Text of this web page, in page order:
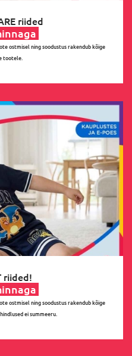
riided
ostmisel ning soodustus rakendub kõige
tootele.
riided!
ostmisel ning soodustus rakendub kõige
ei summeeru.